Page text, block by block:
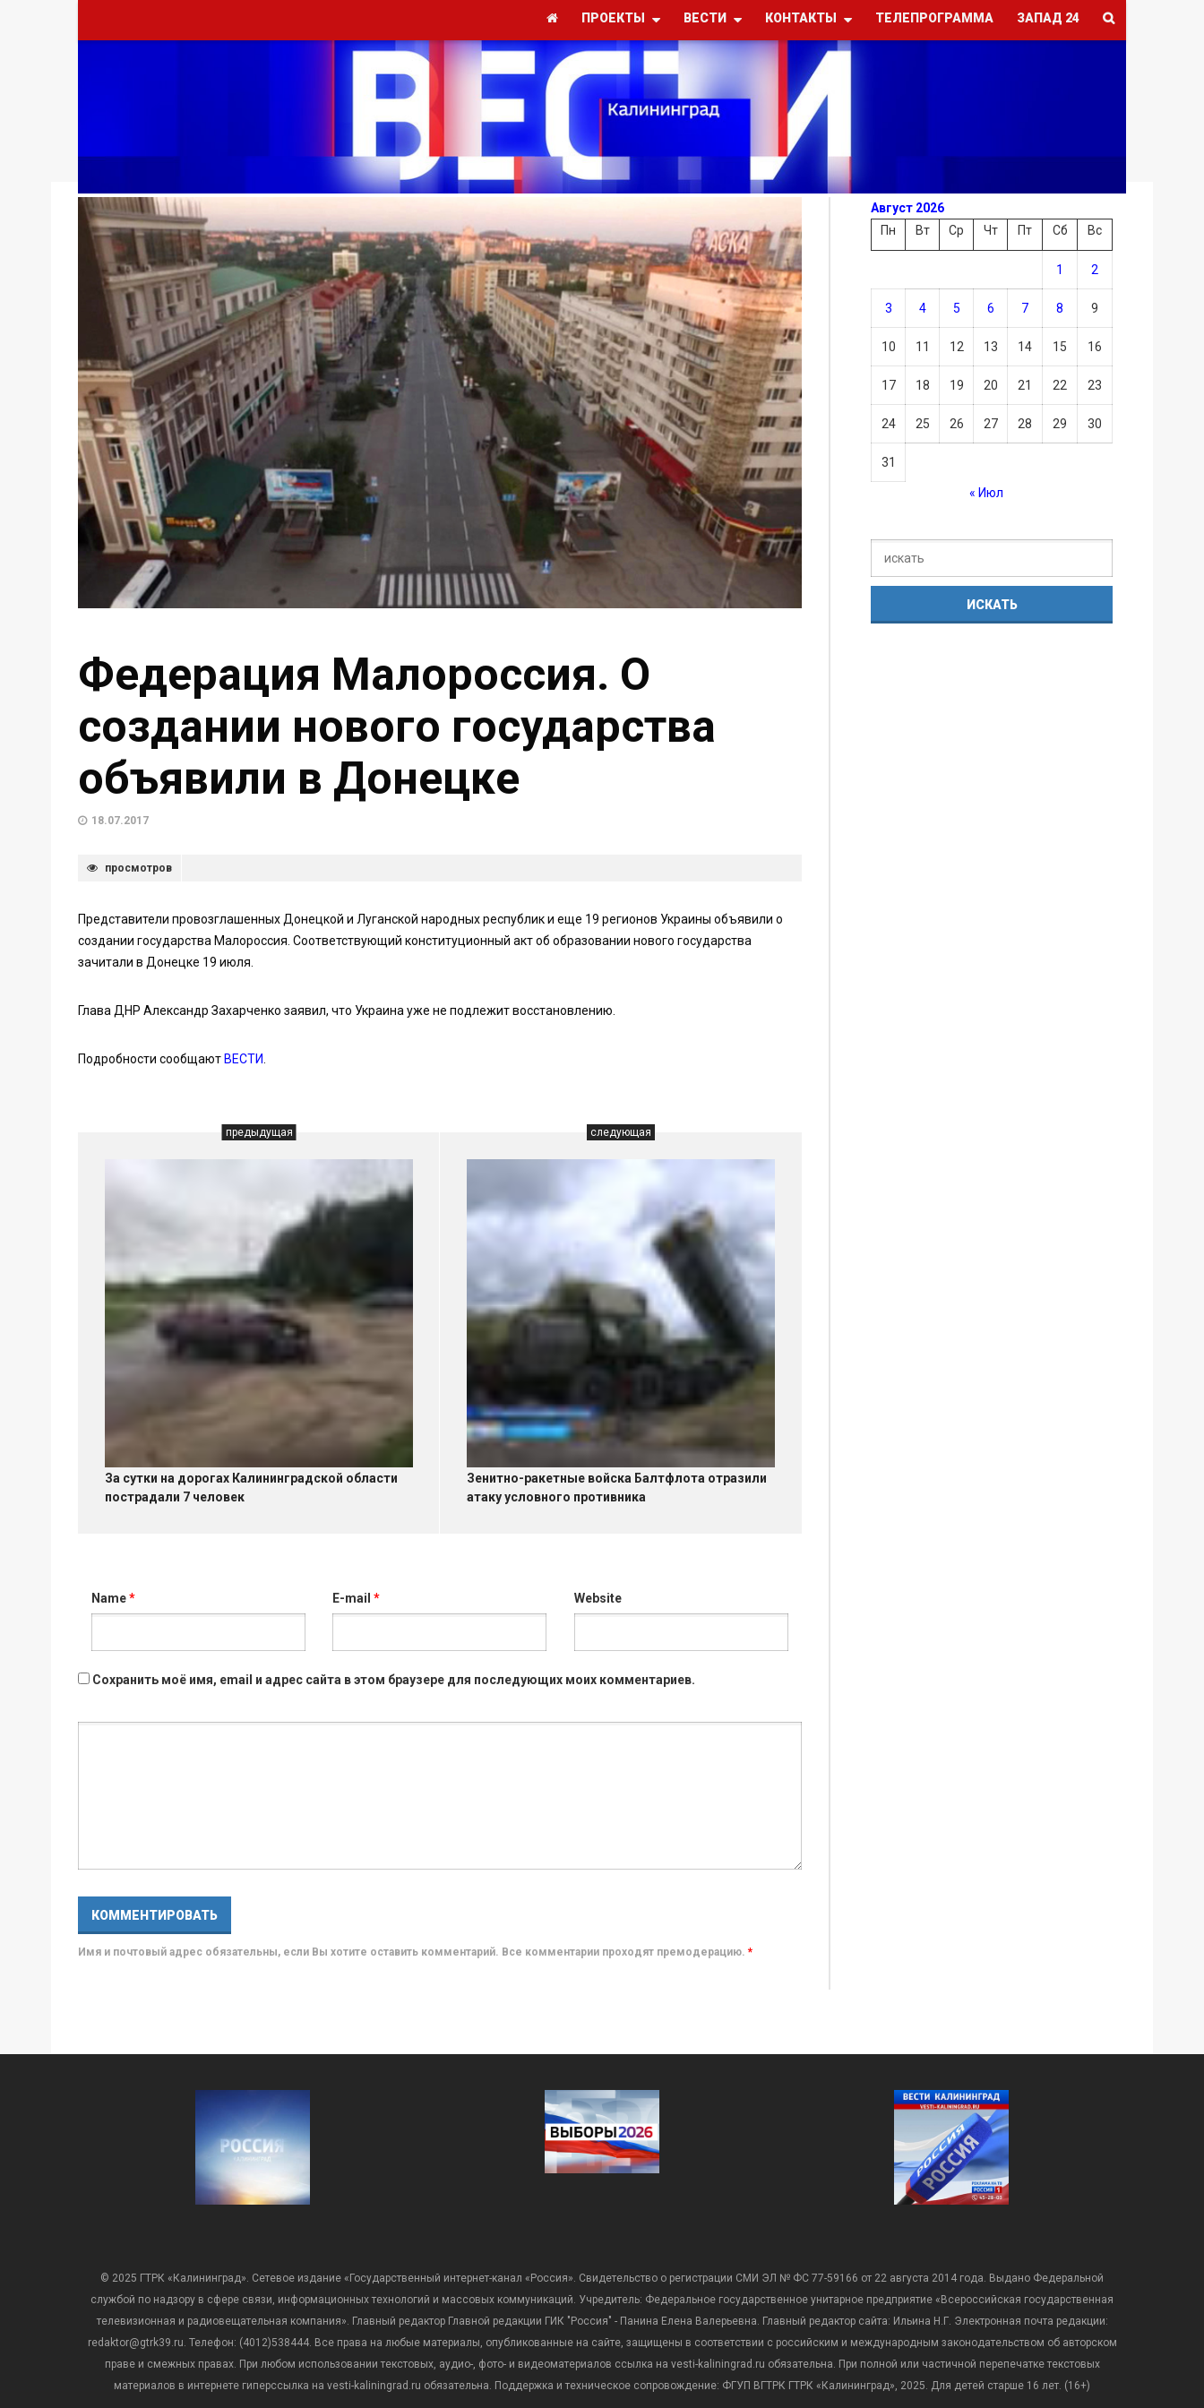
ПРОЕКТЫ ВЕСТИ КОНТАКТЫ ТЕЛЕПРОГРАММА ЗАПАД 24
Федерация Малороссия. О
создании нового государства
объявили в Донецке
18.07.2017
просмотров
Представители провозглашенных Донецкой и Луганской народных республик и еще 19 регионов Украины объявили о
создании государства Малороссия. Соответствующий конституционный акт об образовании нового государства
зачитали в Донецке 19 июля.
Глава ДНР Александр Захарченко заявил, что Украина уже не подлежит восстановлению.
Подробности сообщают ВЕСТИ
предыдущая
За сутки на дорогах Калининградской области
пострадали 7 человек
следующая
Зенитно-ракетные войска Балтфлота отразили
атаку условного противника
Name* E-mail* Website
Сохранить моё имя, email и адрес сайта в этом браузере для последующих моих комментариев.
Имя и почтовый адрес обязательны, если Вы хотите оставить комментарий. Все комментарии проходят премодерацию. *
Август 2026
Пн
Вт Ср Чт Пт Сб Вс
1 2
3 4 5 6 7 8 9
10 11 12 13 14 15 16
17 18 19 20 21 22 23
24 25 26 27 28 29 30
31
« Июл
© 2025 ГТРК «Калининград». Сетевое издание «Государственный интернет-канал «Россия». Свидетельство о регистрации СМИ ЭЛ № ФС 77-59166 от 22 августа 2014 года. Выдано Федеральной
службой по надзору в сфере связи, информационных технологий и массовых коммуникаций. Учредитель: Федеральное государственное унитарное предприятие «Всероссийская государственная
телевизионная и радиовещательная компания». Главный редактор Главной редакции ГИК "Россия" - Панина Елена Валерьевна. Главный редактор сайта: Ильина Н.Г. Электронная почта редакции:
redaktor@gtrk39.ru. Телефон: (4012)538444. Все права на любые материалы, опубликованные на сайте, защищены в соответствии с российским и международным законодательством об авторском
праве и смежных правах. При любом использовании текстовых, аудио-, фото- и видеоматериалов ссылка на vesti-kaliningrad.ru обязательна. При полной или частичной перепечатке текстовых
материалов в интернете гиперссылка на vesti-kaliningrad.ru обязательна. Поддержка и техническое сопровождение: ФГУП ВГТРК ГТРК «Калининград», 2025. Для детей старше 16 лет. (16+)